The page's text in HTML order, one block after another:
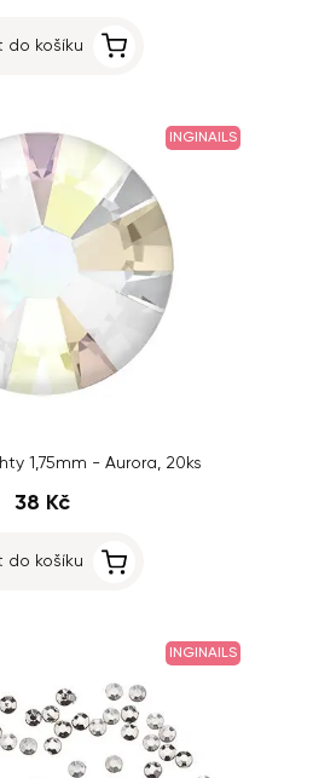
do košíku
INGINAILS
1,75mm - Aurora, 20ks
38 Kč
do košíku
INGINAILS